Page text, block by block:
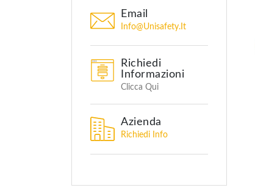
Email
Info@unisafety.it
Richiedi
Informazioni
Clicca Qui
Azienda
Richiedi Info